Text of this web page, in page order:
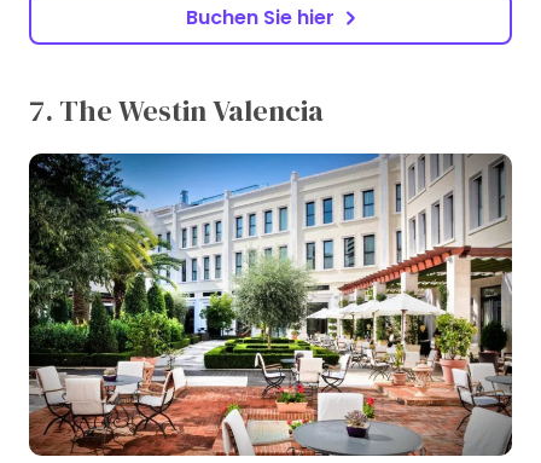
Buchen Sie hier
7. The Westin Valencia